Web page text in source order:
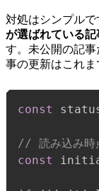
対処はシンプルで
が選ばれている記
す。未公開の記
事の更新はこれま
const
// 読み込み時
const